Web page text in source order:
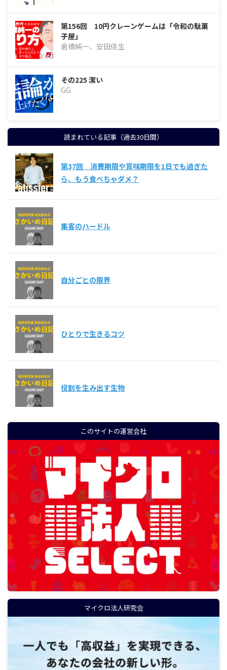
第156回 10円クレーンゲームは「令和の駄菓
子屋」
倉橋純一、安田佳生
その225 潔い
GG
読まれている記事（過去30日間）
第37回 消費期限や賞味期限を1日でも過ぎた
ら、もう食べちゃダメ？
集客のハードル
自分ごとの限界
ひとりで生きるコツ
役割を生み出す生物
このサイトの運営会社
マイクロ法人研究会